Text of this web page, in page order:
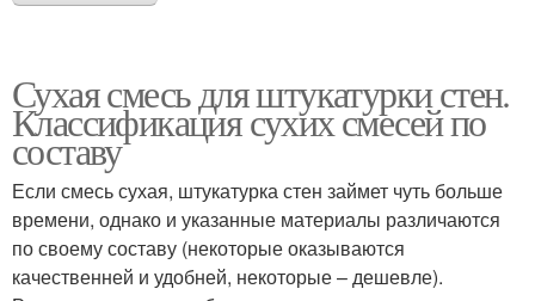
Сухая смесь для штукатурки стен.
Классификация сухих смесей по
составу
Если смесь сухая, штукатурка стен займет чуть больше
времени, однако и указанные материалы различаются
по своему составу (некоторые оказываются
качественней и удобней, некоторые – дешевле).